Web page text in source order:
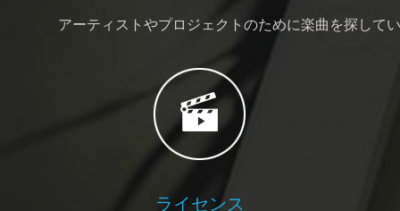
アーティストやプロジェクトのために楽曲を探して
ライセンス